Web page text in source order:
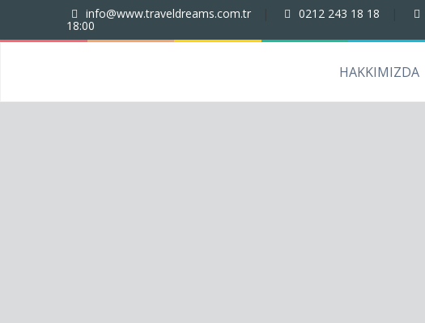
info@www.traveldreams.com.tr 0212 243 18 18
18:00
HAKKIMIZDA